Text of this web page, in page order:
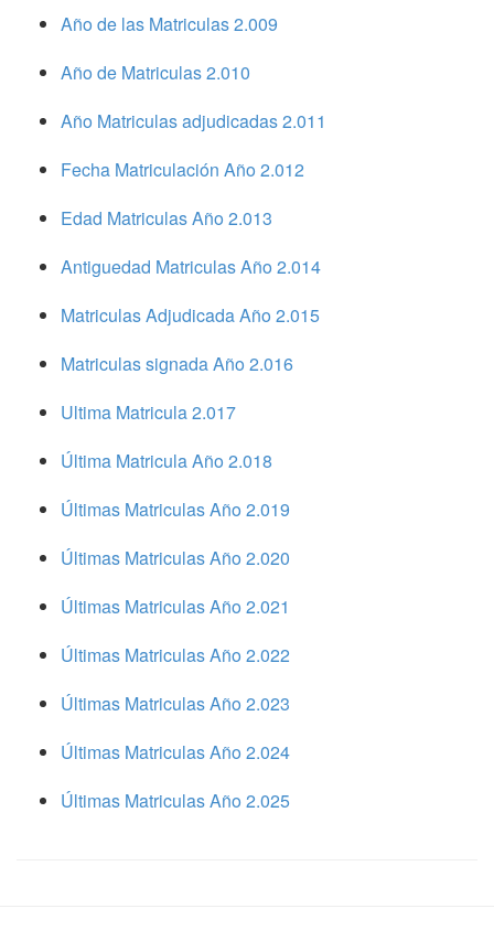
Año de las Matriculas 2.009
Año de Matriculas 2.010
Año Matriculas adjudicadas 2.011
Fecha Matriculación Año 2.012
Edad Matriculas Año 2.013
Antiguedad Matriculas Año 2.014
Matriculas Adjudicada Año 2.015
Matriculas signada Año 2.016
Ultima Matricula 2.017
Última Matricula Año 2.018
Últimas Matriculas Año 2.019
Últimas Matriculas Año 2.020
Últimas Matriculas Año 2.021
Últimas Matriculas Año 2.022
Últimas Matriculas Año 2.023
Últimas Matriculas Año 2.024
Últimas Matriculas Año 2.025